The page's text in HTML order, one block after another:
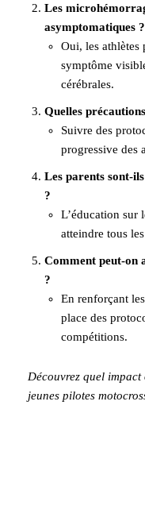
Les
asymptomatiques ?
Oui, les athlètes
symptôme
cérébrales.
Quelles
Suivre des
progressive des
Les parents sont-
?
L’éducation sur
atteindre tous
Comment peut-on
?
En renforçant
place des
compétitions.
Découvrez quel
jeunes pilotes